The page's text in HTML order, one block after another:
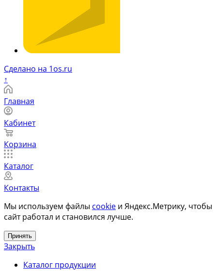
Сделано на 1os.ru
↑
Главная
Кабинет
Корзина
Каталог
Контакты
Мы используем файлы cookie и Яндекс.Метрику, чтобы
сайт работал и становился лучше.
Принять
Закрыть
Каталог продукции